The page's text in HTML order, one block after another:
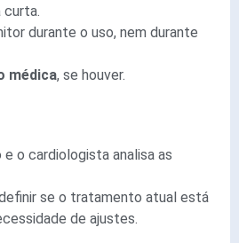
curta.
durante o uso, nem durante
médica, se houver.
o cardiologista analisa as
se o tratamento atual está
de ajustes.